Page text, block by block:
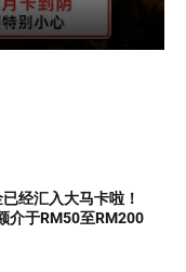
经汇入大马卡啦！
介于RM50至RM200